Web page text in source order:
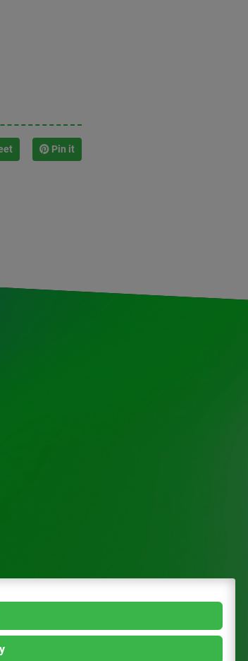
Pin it